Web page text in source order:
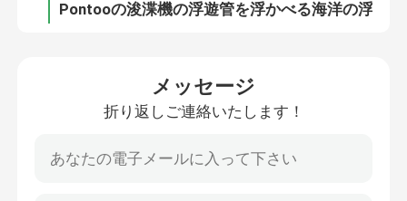
私達に連絡しなさい
家畜の牛小屋のための回転形成型
メッセージ
折り返しご連絡いたします！